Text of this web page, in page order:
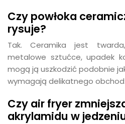
Czy powłoka
rysuje?
Tak. Ceramika jest
metalowe sztućce, upadek
mogą ją uszkodzić podobnie
wymagają delikatnego
Czy air fryer
akrylamidu w